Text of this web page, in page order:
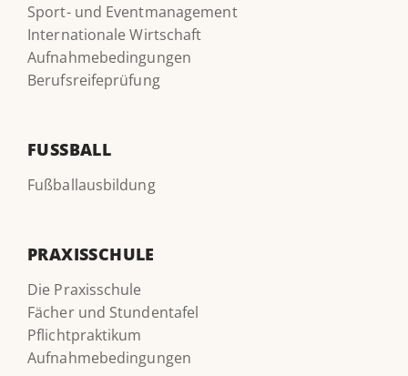
Sport- und Eventmanagement
Internationale Wirtschaft
Aufnahmebedingungen
Berufsreifeprüfung
FUSSBALL
Fußballausbildung
PRAXISSCHULE
Die Praxisschule
Fächer und Stundentafel
Pflichtpraktikum
Aufnahmebedingungen